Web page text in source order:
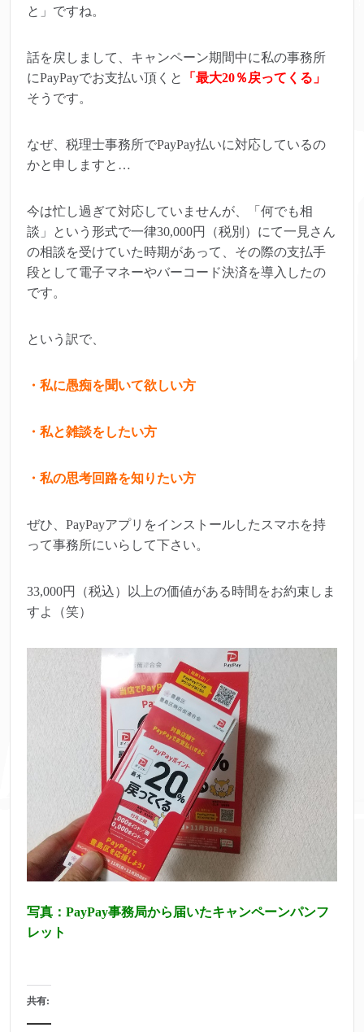
と」ですね。
話を戻しまして、キャンペーン期間中に私の事務所
にPayPayでお支払い頂くと
「最大20％戻ってくる」
そうです。
なぜ、税理士事務所でPayPay払いに対応しているの
かと申しますと…
今は忙し過ぎて対応していませんが、「何でも相
談」という形式で一律30,000円（税別）にて一見さん
の相談を受けていた時期があって、その際の支払手
段として電子マネーやバーコード決済を導入したの
です。
という訳で、
・私に愚痴を聞いて欲しい方
・私と雑談をしたい方
・私の思考回路を知りたい方
ぜひ、PayPayアプリをインストールしたスマホを持
って事務所にいらして下さい。
33,000円（税込）以上の価値がある時間をお約束しま
すよ（笑）
写真：PayPay事務局から届いたキャンペーンパンフ
レット
共有: